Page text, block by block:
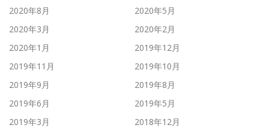
2020年8月
2020年5月
2020年3月
2020年2月
2020年1月
2019年12月
2019年11月
2019年10月
2019年9月
2019年8月
2019年6月
2019年5月
2019年3月
2018年12月